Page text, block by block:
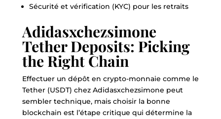
Sécurité et vérification (KYC) pour les retraits
Adidasxchezsimone
Tether Deposits: Picking
the Right Chain
Effectuer un dépôt en crypto-monnaie comme le
Tether (USDT) chez Adidasxchezsimone peut
sembler technique, mais choisir la bonne
blockchain est l’étape critique qui détermine la